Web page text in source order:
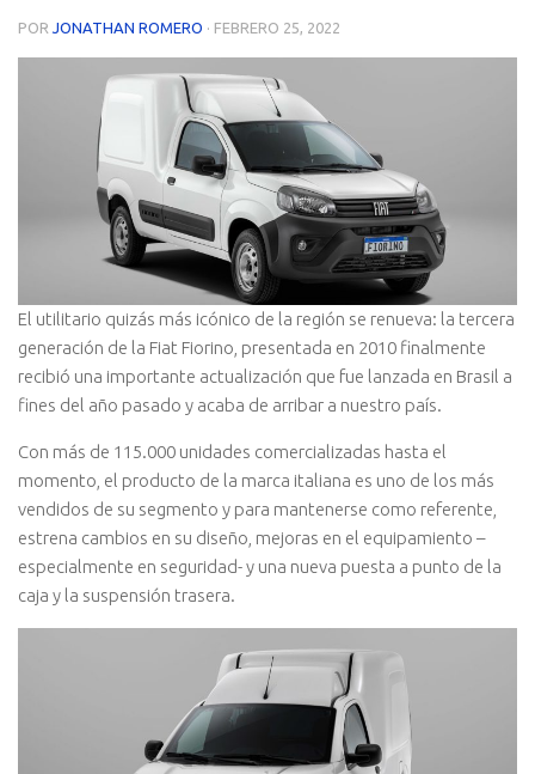
POR JONATHAN ROMERO · FEBRERO 25, 2022
El utilitario quizás más icónico de la región se renueva: la tercera
generación de la Fiat Fiorino, presentada en 2010 finalmente
recibió una importante actualización que fue lanzada en Brasil a
fines del año pasado y acaba de arribar a nuestro país.
Con más de 115.000 unidades comercializadas hasta el
momento, el producto de la marca italiana es uno de los más
vendidos de su segmento y para mantenerse como referente,
estrena cambios en su diseño, mejoras en el equipamiento –
especialmente en seguridad- y una nueva puesta a punto de la
caja y la suspensión trasera.